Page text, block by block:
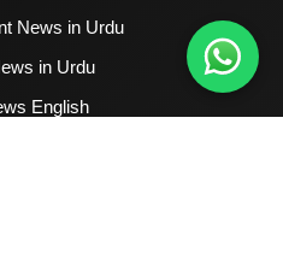
News in Urdu
in Urdu
English